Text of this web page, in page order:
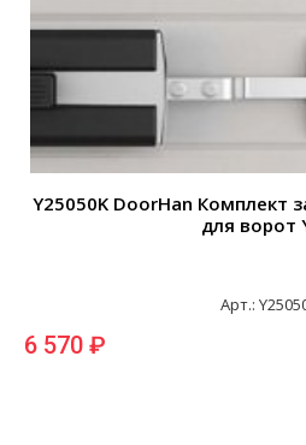
Y25050K DoorHan Комплект
для ворот
Арт.:
6 570 ₽